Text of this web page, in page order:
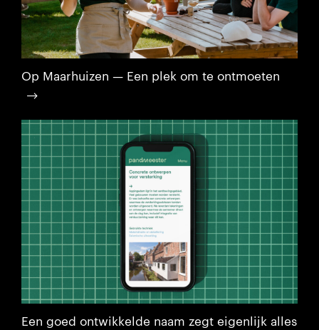
Op Maarhuizen — Een plek om te ontmoeten
Een goed ontwikkelde naam zegt eigenlijk alles